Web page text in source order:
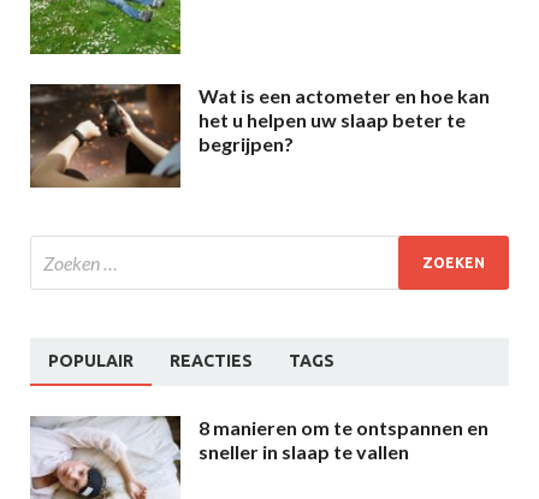
Wat is een actometer en hoe kan
het u helpen uw slaap beter te
begrijpen?
POPULAIR REACTIES TAGS
8 manieren om te ontspannen en
sneller in slaap te vallen